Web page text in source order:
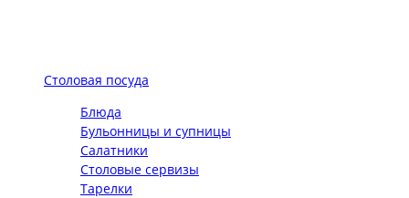
Столовая посуда
Блюда
Бульонницы и супницы
Салатники
Столовые сервизы
Тарелки